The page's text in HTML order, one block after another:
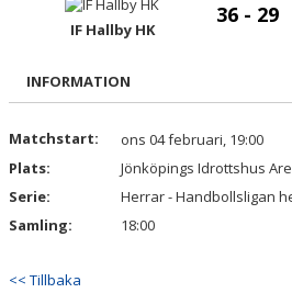
KALENDER
MATCHER
BILDGALLERI
DOKUMENT
IF Hallby HK
36 - 29
INFORMATION
Matchstart:
ons 04 februari, 19:00
Plats:
Jönköpings Idrottshus
Serie:
Herrar - Handbollsligan
Samling:
18:00
<< Tillbaka